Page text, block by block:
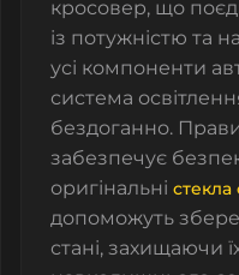
кросовер, що
із потужністю та
усі компоненти
система
бездоганно.
забезпечує
оригінальні стекла
допоможуть
стані, захищаючи